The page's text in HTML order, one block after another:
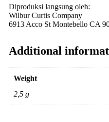
Diproduksi langsung oleh:
Wilbur Curtis Company
6913 Acco St Montebello CA
Additional
Weight
2,5 g